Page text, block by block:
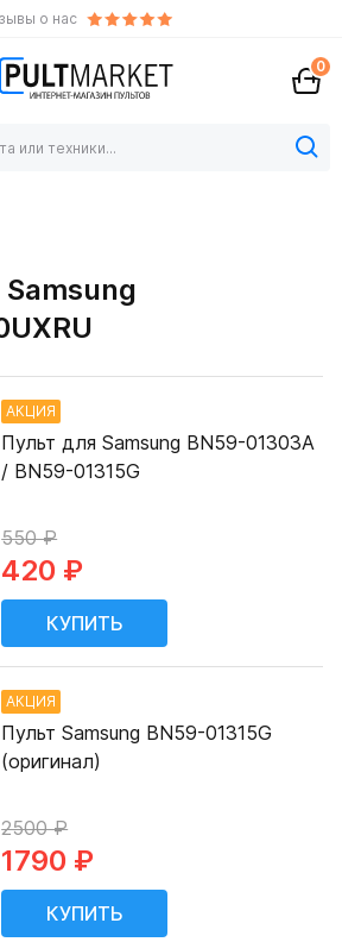
о нас
0
АКЦИЯ
Пульт для Samsung BN59-01303A
/ BN59-01315G
550 ₽
420 ₽
АКЦИЯ
Пульт Samsung BN59-01315G
(оригинал)
2500 ₽
1790 ₽